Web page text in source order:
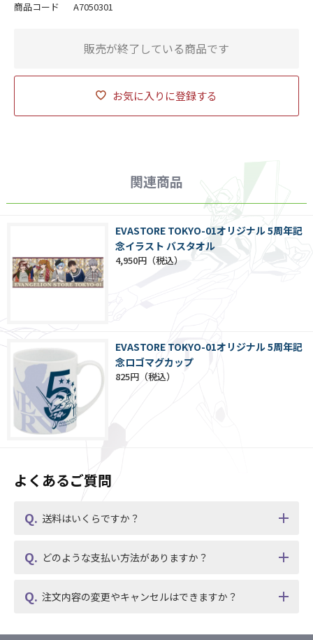
商品コード A7050301
お気に入りに登録する
販売が終了している商品です
関連商品
EVASTORE TOKYO-01オリジナル 5周年記
念イラスト バスタオル
4,950円
EVASTORE TOKYO-01オリジナル 5周年記
念ロゴマグカップ
825円
よくあるご質問
送料はいくらですか？
どのような支払い方法がありますか？
注文内容の変更やキャンセルはできますか？